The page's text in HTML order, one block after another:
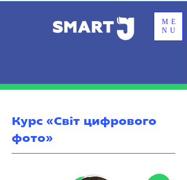
ME
NU
Курс «Світ цифрового
фото»